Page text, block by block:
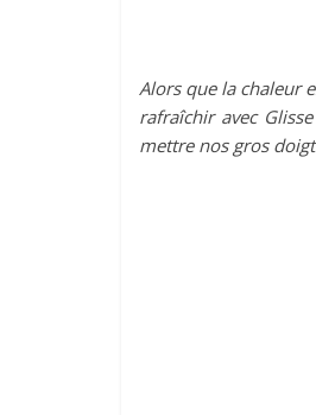
Alors que la chaleur
rafraîchir avec
mettre nos gros